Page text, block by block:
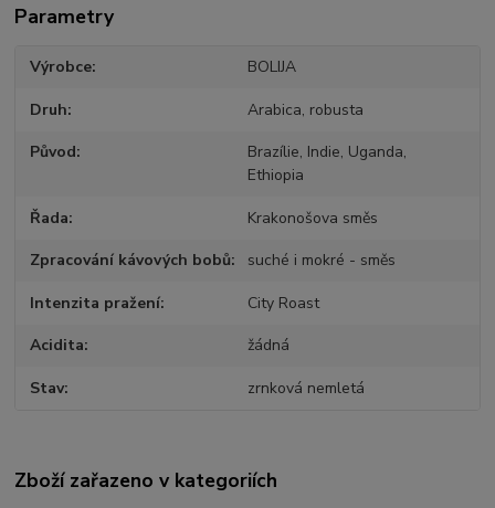
Parametry
Výrobce BOLIJA
Druh Arabica, robusta
Původ
Brazílie, Indie, Uganda,
Ethiopia
Řada Krakonošova směs
Zpracování kávových bobů suché i mokré - směs
Intenzita pražení City Roast
Acidita žádná
Stav zrnková nemletá
Zboží zařazeno v kategoriích